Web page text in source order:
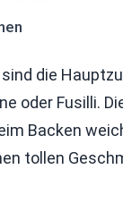
die
oder Fusilli.
Backen
tollen